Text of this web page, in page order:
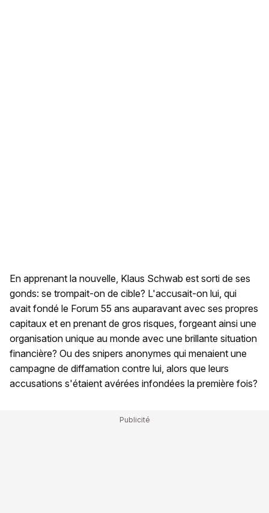
En apprenant la nouvelle, Klaus Schwab est sorti de ses
gonds: se trompait-on de cible? L'accusait-on lui, qui
avait fondé le Forum 55 ans auparavant avec ses propres
capitaux et en prenant de gros risques, forgeant ainsi une
organisation unique au monde avec une brillante situation
financière? Ou des snipers anonymes qui menaient une
campagne de diffamation contre lui, alors que leurs
accusations s'étaient avérées infondées la première fois?